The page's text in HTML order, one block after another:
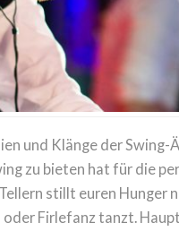
und Klänge der Swing-
zu bieten hat für die
stillt euren Hunger
Firlefanz tanzt.